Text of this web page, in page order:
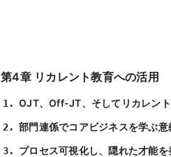
第4章 リカレント教育への活用
OJT、Off-JT、そしてリカレン
部門連係でコアビジネスを学ぶ意
プロセス可視化し、隠れた才能を